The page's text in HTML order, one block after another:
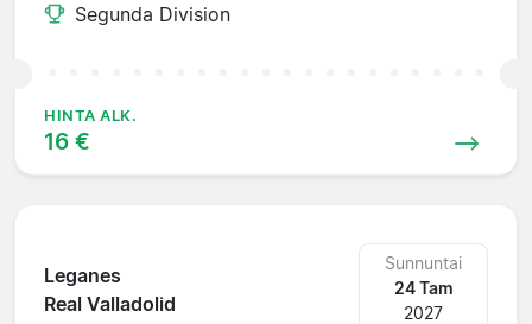
Segunda Division
HINTA ALK.
16 €
Leganes
Real Valladolid
Sunnuntai
24 Tam
2027